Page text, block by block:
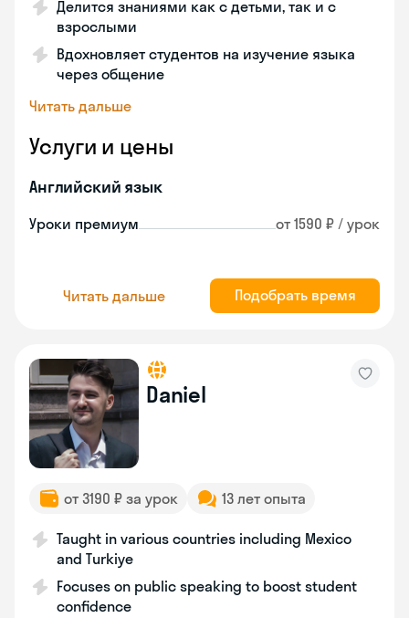
Делится знаниями как с детьми, так и с
взрослыми
Вдохновляет студентов на изучение языка
через общение
Читать дальше
Услуги и цены
Английский язык
Уроки премиум от 1590 ₽ / урок
Читать дальше Подобрать время
Daniel
от 3190 ₽ за урок 13 лет опыта
Taught in various countries including Mexico
and Turkiye
Focuses on public speaking to boost student
confidence